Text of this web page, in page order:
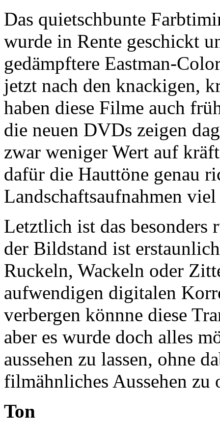
Das quietschbunte
wurde in Rente geschickt
gedämpftere Eastman-
jetzt nach den knackigen,
haben diese Filme auch
die neuen DVDs zeigen
zwar weniger Wert auf
dafür die Hauttöne genau
Landschaftsaufnahmen
Letztlich ist das besonders
der Bildstand ist
Ruckeln, Wackeln oder
aufwendigen digitalen
verbergen könnne diese
aber es wurde doch alles
aussehen zu lassen, ohne
filmähnliches Aussehen zu
Ton